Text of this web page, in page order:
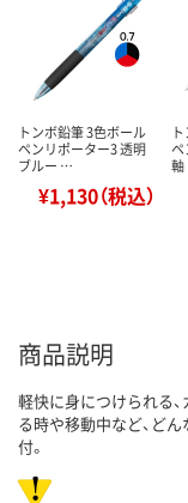
トンボ鉛筆 3色ボール
ペンリポーター3 透明
ブルー …
¥1,130（税込）
ペ
軸
商品説明
軽快に身につけられる
る時や移動中など、ど
付。